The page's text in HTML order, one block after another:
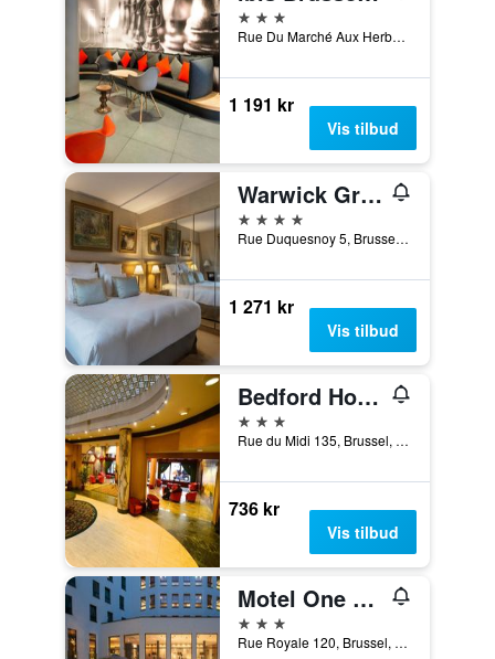
3 stjerner
Rue Du Marché Aux Herbes 100, Brussel, Belgia
1 191 kr
Vis tilbud
Warwick Grand-Place Brussels
4 stjerner
Rue Duquesnoy 5, Brussel, Belgia
1 271 kr
Vis tilbud
Bedford Hotel & Congress Centre
3 stjerner
Rue du Midi 135, Brussel, Belgia
736 kr
Vis tilbud
Motel One Brussels
3 stjerner
Rue Royale 120, Brussel, Belgia